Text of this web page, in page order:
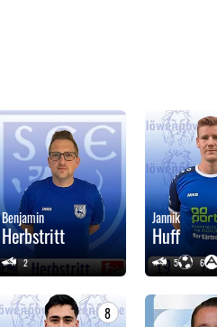
Benjamin
Herbstritt
2
Jannik
Huff
5 6
8